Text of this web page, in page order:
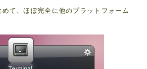
て、ほぼ完全に他のプラットフォーム